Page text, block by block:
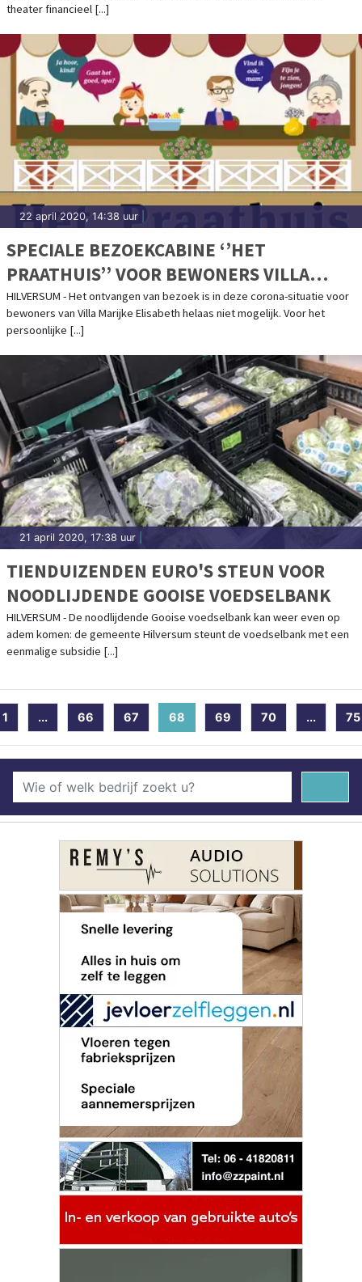
theater financieel [...]
22 april 2020, 14:38 uur
SPECIALE BEZOEKCABINE ‘’HET
PRAATHUIS’’ VOOR BEWONERS VILLA
MARIJKE ELISABETH
HILVERSUM - Het ontvangen van bezoek is in deze corona-situatie voor
bewoners van Villa Marijke Elisabeth helaas niet mogelijk. Voor het
persoonlijke [...]
21 april 2020, 17:38 uur
TIENDUIZENDEN EURO'S STEUN VOOR
NOODLIJDENDE GOOISE VOEDSELBANK
HILVERSUM - De noodlijdende Gooise voedselbank kan weer even op
adem komen: de gemeente Hilversum steunt de voedselbank met een
eenmalige subsidie [...]
1 ... 66 67 68 (current)
69 70 ... 75